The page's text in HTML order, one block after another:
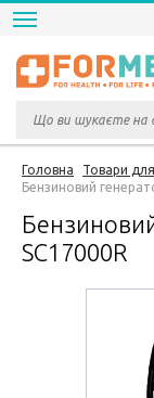
Головна Товари
Бензиновий
SC17000R